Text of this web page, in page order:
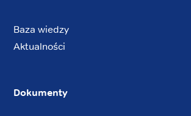
Baza wiedzy
Aktualności
Dokumenty